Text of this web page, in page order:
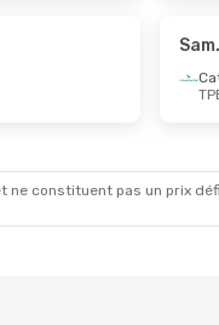
constituent pas un prix